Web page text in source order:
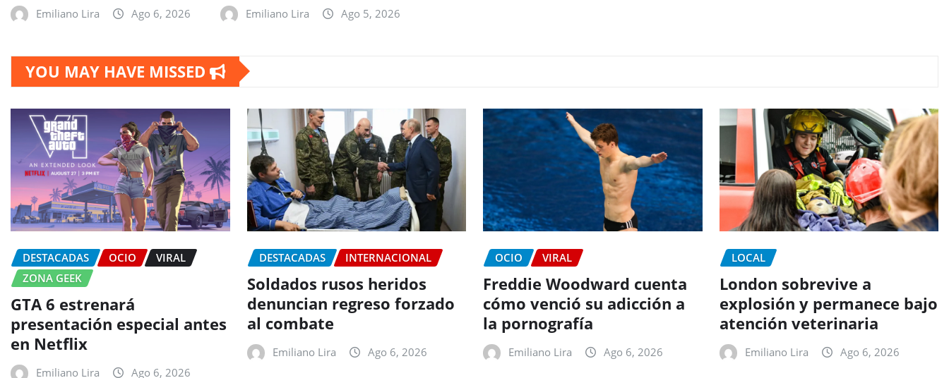
Emiliano Lira Ago 6, 2026 Emiliano Lira Ago 5, 2026
YOU MAY HAVE MISSED
DESTACADAS OCIO
VIRAL
ZONA GEEK
GTA 6 estrenará
presentación especial antes
en Netflix
Emiliano Lira Ago 6, 2026
DESTACADAS INTERNACIONAL
Soldados rusos heridos
denuncian regreso forzado
al combate
Emiliano Lira Ago 6, 2026
OCIO VIRAL
Freddie Woodward cuenta
cómo venció su adicción a
la pornografía
Emiliano Lira Ago 6, 2026
LOCAL
London sobrevive a
explosión y permanece bajo
atención veterinaria
Emiliano Lira Ago 6, 2026